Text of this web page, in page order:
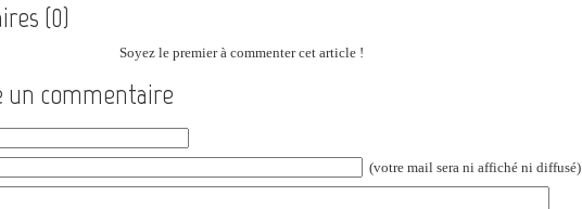
(0)
Soyez le premier à commenter cet article !
commentaire
(votre mail sera ni affiché ni diffusé)